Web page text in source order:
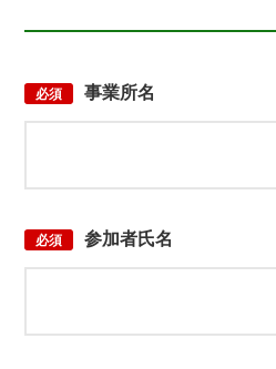
必須 事業所名
必須 参加者氏名